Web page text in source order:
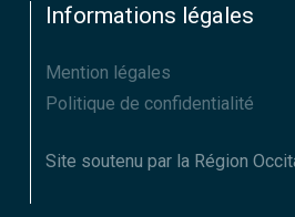
Informations légales
Mention légales
Politique de confidentialité
Site soutenu par la Région